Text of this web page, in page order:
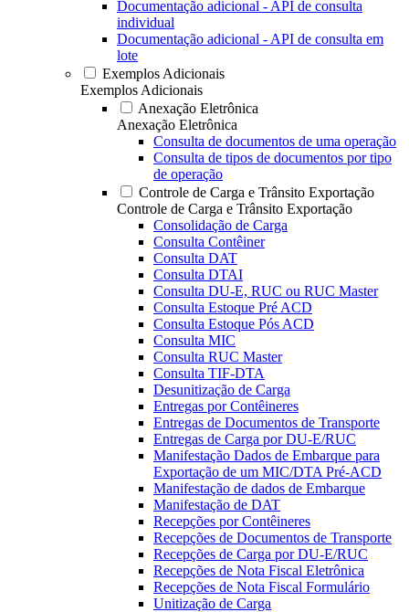
Documentação adicional - API de consulta
individual
Documentação adicional - API de consulta em
lote
Exemplos Adicionais
Exemplos Adicionais
Anexação Eletrônica
Anexação Eletrônica
Consulta de documentos de uma operação
Consulta de tipos de documentos por tipo
de operação
Controle de Carga e Trânsito Exportação
Controle de Carga e Trânsito Exportação
Consolidação de Carga
Consulta Contêiner
Consulta DAT
Consulta DTAI
Consulta DU-E, RUC ou RUC Master
Consulta Estoque Pré ACD
Consulta Estoque Pós ACD
Consulta MIC
Consulta RUC Master
Consulta TIF-DTA
Desunitização de Carga
Entregas por Contêineres
Entregas de Documentos de Transporte
Entregas de Carga por DU-E/RUC
Manifestação Dados de Embarque para
Exportação de um MIC/DTA Pré-ACD
Manifestação de dados de Embarque
Manifestação de DAT
Recepções por Contêineres
Recepções de Documentos de Transporte
Recepções de Carga por DU-E/RUC
Recepções de Nota Fiscal Eletrônica
Recepções de Nota Fiscal Formulário
Unitização de Carga